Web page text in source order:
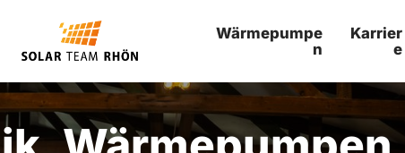
Wärmepumpe
n
Karrier
e